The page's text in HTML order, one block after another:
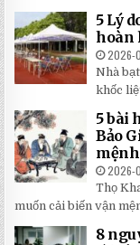
5 Lý
hoàn
2026-
Nhà
khốc
5 bài
Bảo
mệnh
2026-
Thọ
muốn cải biến vận
8